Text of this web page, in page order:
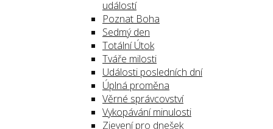
událostí
Poznat Boha
Sedmý den
Totální Útok
Tváře milosti
Události posledních dní
Úplná proměna
Věrné správcovství
Vykopávání minulosti
Zjevení pro dnešek